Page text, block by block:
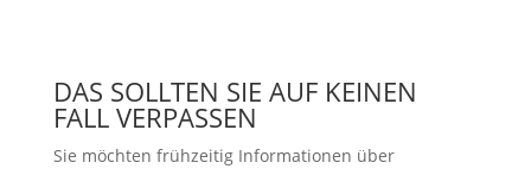
DAS SOLLTEN SIE AUF KEINEN
FALL VERPASSEN
Sie möchten frühzeitig Informationen über